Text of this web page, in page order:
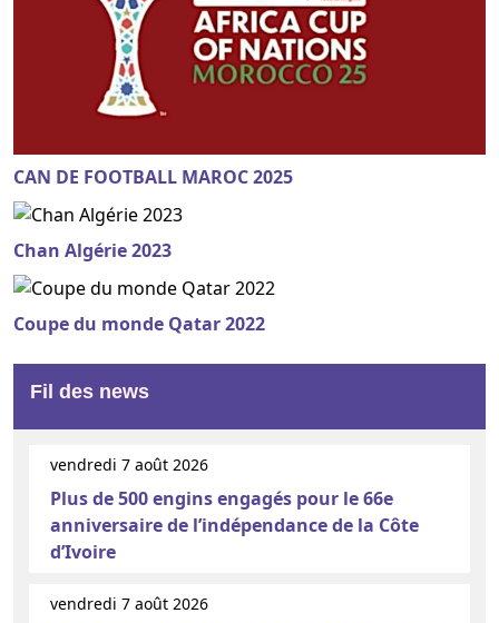
CAN DE FOOTBALL MAROC 2025
Chan Algérie 2023
Coupe du monde Qatar 2022
Fil des news
vendredi 7 août 2026
Plus de 500 engins engagés pour le 66e
anniversaire de l’indépendance de la Côte
d’Ivoire
vendredi 7 août 2026